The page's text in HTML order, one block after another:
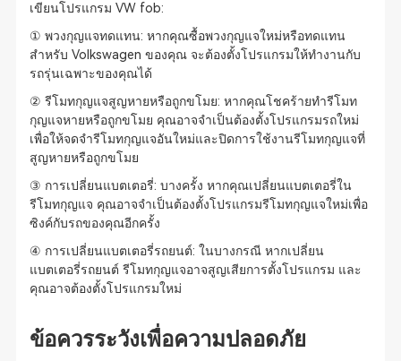
เขียนโปรแกรม VW fob:
① พวงกุญแจทดแทน: หากคุณซื้อพวงกุญแจใหม่หรือทดแทน
สำหรับ Volkswagen ของคุณ จะต้องตั้งโปรแกรมให้ทำงานกับ
รถรุ่นเฉพาะของคุณได้
② รีโมทกุญแจสูญหายหรือถูกขโมย: หากคุณโชคร้ายทำรีโมท
กุญแจหายหรือถูกขโมย คุณอาจจำเป็นต้องตั้งโปรแกรมรถใหม่
เพื่อให้จดจำรีโมทกุญแจอันใหม่และปิดการใช้งานรีโมทกุญแจที่
สูญหายหรือถูกขโมย
③ การเปลี่ยนแบตเตอรี่: บางครั้ง หากคุณเปลี่ยนแบตเตอรี่ใน
รีโมทกุญแจ คุณอาจจำเป็นต้องตั้งโปรแกรมรีโมทกุญแจใหม่เพื่อ
ซิงค์กับรถของคุณอีกครั้ง
④ การเปลี่ยนแบตเตอรี่รถยนต์: ในบางกรณี หากเปลี่ยน
แบตเตอรี่รถยนต์ รีโมทกุญแจอาจสูญเสียการตั้งโปรแกรม และ
คุณอาจต้องตั้งโปรแกรมใหม่
ข้อควรระวังเพื่อความปลอดภัย